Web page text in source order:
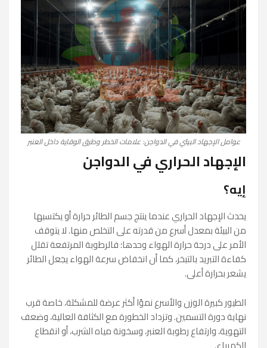
عوامل الإجهاد البيئي في الدواجن: علامات الخطر وطرق الوقاية داخل العنبر
الإجهاد الحراري في الدواجن
إيه؟
يحدث الإجهاد الحراري عندما ينتج جسم الطائر حرارة أو يكتسبها
من البيئة بمعدل أسرع من قدرته على التخلص منها. لا يتوقف
الأمر على درجة حرارة الهواء وحدها؛ فالرطوبة المرتفعة تقلل
كفاءة التبريد بالتبخر، كما أن انخفاض سرعة الهواء يجعل الطائر
يشعر بحرارة أعلى.
الطيور كبيرة الوزن والأسرع نموًا أكثر عرضة للمشكلة، خاصة قرب
نهاية دورة التسمين. وتزداد الخطورة مع الكثافة العالية، وضعف
التهوية، وارتفاع رطوبة العنبر، وسخونة مياه الشرب، أو انقطاع